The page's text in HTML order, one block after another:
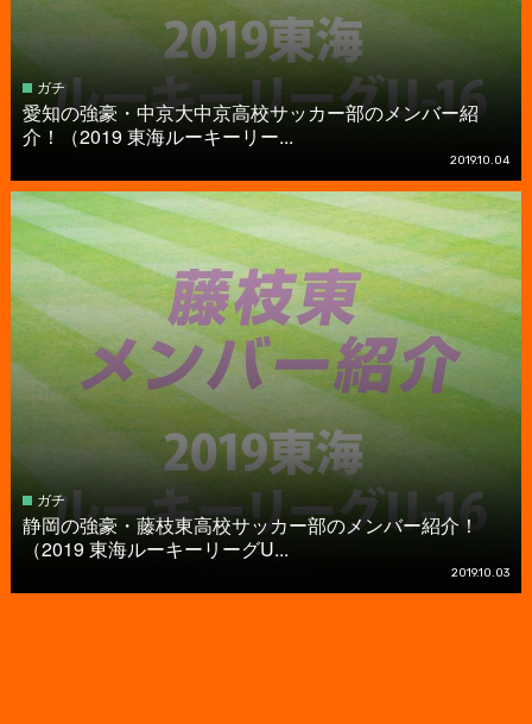
ガチ
愛知の強豪・中京大中京高校サッカー部のメンバー紹
介！（2019 東海ルーキーリー...
2019.10.04
ガチ
静岡の強豪・藤枝東高校サッカー部のメンバー紹介！
（2019 東海ルーキーリーグU...
2019.10.03